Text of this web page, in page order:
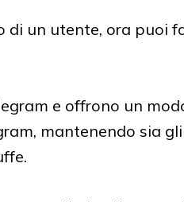
di un utente, ora puoi
e offrono un
mantenendo sia